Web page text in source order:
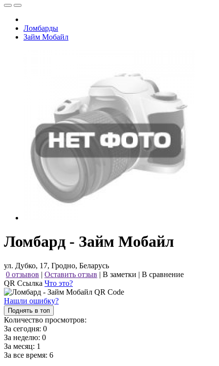
Ломбарды
Займ Мобайл
Ломбард - Займ Мобайл
ул. Дубко, 17, Гродно, Беларусь
0 отзывов | Оставить отзыв | В заметки | В сравнение
QR Ссылка Что это?
Нашли ошибку?
Поднять в топ
Количество просмотров:
За сегодня: 0
За неделю: 0
За месяц: 1
За все время: 6